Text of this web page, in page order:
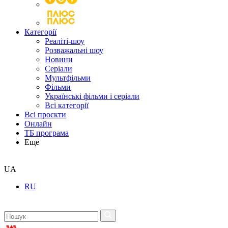
Категорії
Реаліті-шоу
Розважальні шоу
Новини
Серіали
Мультфільми
Фільми
Українські фільми і серіали
Всі категорії
Всі проєкти
Онлайн
ТБ програма
Еще
UA
RU